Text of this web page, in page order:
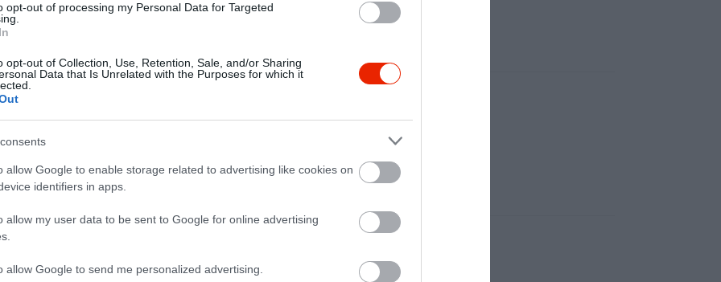
opt-out of processing my Personal Data for Targeted
opt-out of Collection, Use, Retention, Sale, and/or Sharing
Data that Is Unrelated with the Purposes for which it
allow Google to enable storage related to advertising like cookies on
identifiers in apps.
allow my user data to be sent to Google for online advertising
allow Google to send me personalized advertising.
étel! És gyors a ki szolgálás